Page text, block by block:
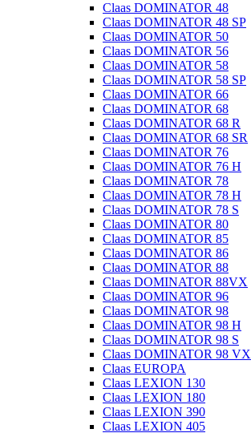
Claas DOMINATOR 48
Claas DOMINATOR 48 SP
Claas DOMINATOR 50
Claas DOMINATOR 56
Claas DOMINATOR 58
Claas DOMINATOR 58 SP
Claas DOMINATOR 66
Claas DOMINATOR 68
Claas DOMINATOR 68 R
Claas DOMINATOR 68 SR
Claas DOMINATOR 76
Claas DOMINATOR 76 H
Claas DOMINATOR 78
Claas DOMINATOR 78 H
Claas DOMINATOR 78 S
Claas DOMINATOR 80
Claas DOMINATOR 85
Claas DOMINATOR 86
Claas DOMINATOR 88
Claas DOMINATOR 88VX
Claas DOMINATOR 96
Claas DOMINATOR 98
Claas DOMINATOR 98 H
Claas DOMINATOR 98 S
Claas DOMINATOR 98 VX
Claas EUROPA
Claas LEXION 130
Claas LEXION 180
Claas LEXION 390
Claas LEXION 405